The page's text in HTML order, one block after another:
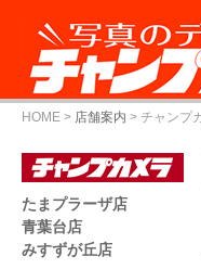
HOME > 店舗案内 > チャンプ
たまプラーザ店
青葉台店
みすずが丘店